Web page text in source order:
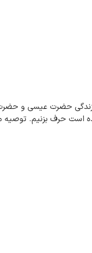
حضرت عیسی و حضرت
است حرف بزنیم.